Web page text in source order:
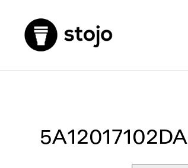
5A12017102DA